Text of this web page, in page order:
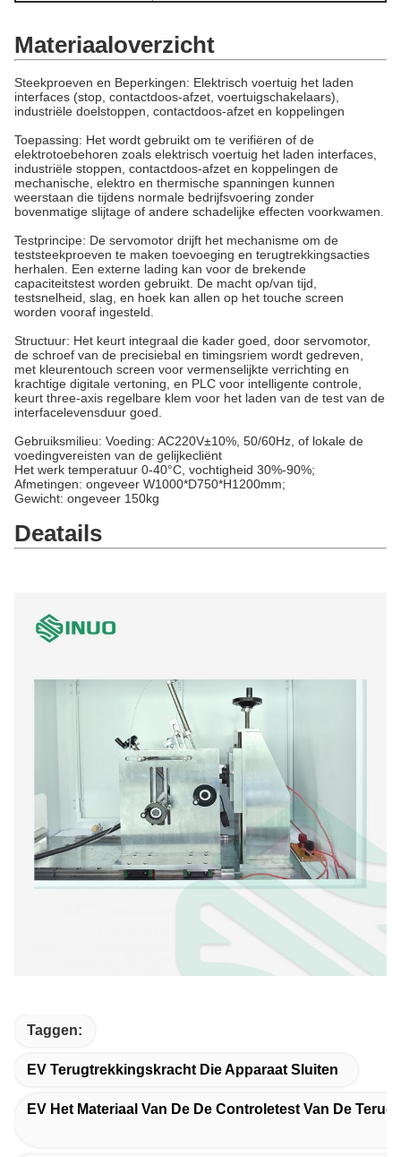
Materiaaloverzicht
Steekproeven en Beperkingen: Elektrisch voertuig het laden
interfaces (stop, contactdoos-afzet, voertuigschakelaars),
industriële doelstoppen, contactdoos-afzet en koppelingen
Toepassing: Het wordt gebruikt om te verifiëren of de
elektrotoebehoren zoals elektrisch voertuig het laden interfaces,
industriële stoppen, contactdoos-afzet en koppelingen de
mechanische, elektro en thermische spanningen kunnen
weerstaan die tijdens normale bedrijfsvoering zonder
bovenmatige slijtage of andere schadelijke effecten voorkwamen.
Testprincipe: De servomotor drijft het mechanisme om de
teststeekproeven te maken toevoeging en terugtrekkingsacties
herhalen. Een externe lading kan voor de brekende
capaciteitstest worden gebruikt. De macht op/van tijd,
testsnelheid, slag, en hoek kan allen op het touche screen
worden vooraf ingesteld.
Structuur: Het keurt integraal die kader goed, door servomotor,
de schroef van de precisiebal en timingsriem wordt gedreven,
met kleurentouch screen voor vermenselijkte verrichting en
krachtige digitale vertoning, en PLC voor intelligente controle,
keurt three-axis regelbare klem voor het laden van de test van de
interfacelevensduur goed.
Gebruiksmilieu: Voeding: AC220V±10%, 50/60Hz, of lokale de
voedingvereisten van de gelijkecliënt
Het werk temperatuur 0-40°C, vochtigheid 30%-90%;
Afmetingen: ongeveer W1000*D750*H1200mm;
Gewicht: ongeveer 150kg
Deatails
Taggen:
EV Terugtrekkingskracht Die Apparaat Sluiten
EV Het Materiaal Van De De Controletest Van De